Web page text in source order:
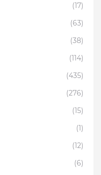
(17)
(63)
(38)
(114)
(435)
(276)
(15)
(1)
(12)
(6)